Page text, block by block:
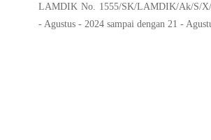
LAMDIK No. 1555/SK/LAMDIK/Ak/S/
- Agustus - 2024 sampai dengan 21 -